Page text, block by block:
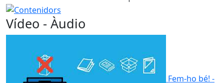
Contenidors
Vídeo - Àudio
Fem-ho bé! -